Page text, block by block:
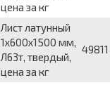
цена за кг
Лист латунный
1х600х1500 мм,
Л63т, твердый,
цена за кг
49811